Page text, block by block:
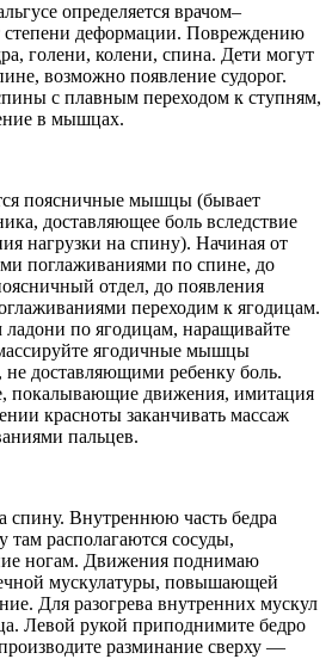
определяется врачом–
степени деформации. Повреждению
голени, колени, спина. Дети могут
возможно появление судорог.
с плавным переходом к ступням,
в мышцах.
поясничные мышцы (бывает
доставляющее боль вследствие
нагрузки на спину). Начиная от
поглаживаниями по спине, до
отдел, до появления
переходим к ягодицам.
по ягодицам, наращивайте
ягодичные мышцы
доставляющими ребенку боль.
покалывающие движения, имитация
красноты заканчивать массаж
пальцев.
спину. Внутреннюю часть бедра
там располагаются сосуды,
ногам. Движения поднимаю
мускулатуры, повышающей
Для разогрева внутренних мускул
Левой рукой приподнимите бедро
разминание сверху —